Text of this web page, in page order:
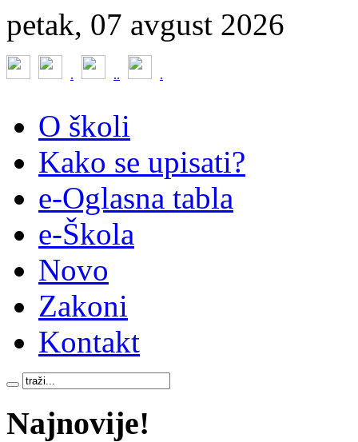
petak, 07 avgust 2026
. .. .
O školi
Kako se upisati?
e-Oglasna tabla
e-Škola
Novo
Zakoni
Kontakt
Najnovije!